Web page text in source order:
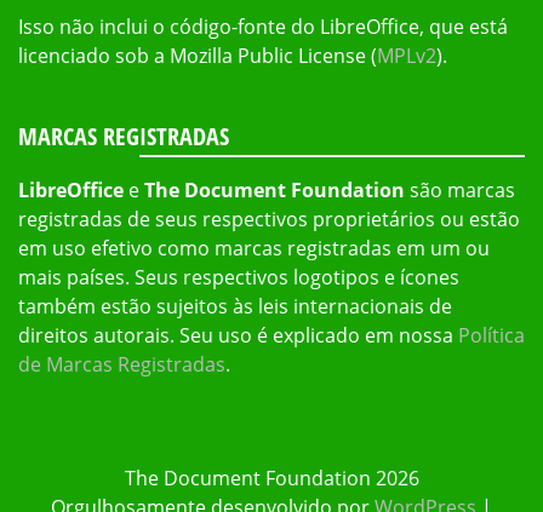
Isso não inclui o código-fonte do LibreOffice, que está
licenciado sob a Mozilla Public License (MPLv2).
MARCAS REGISTRADAS
LibreOffice eThe Document Foundation são marcas
registradas de seus respectivos proprietários ou estão
em uso efetivo como marcas registradas em um ou
mais países. Seus respectivos logotipos e ícones
também estão sujeitos às leis internacionais de
direitos autorais. Seu uso é explicado em nossa Política
de Marcas Registradas.
The Document Foundation 2026